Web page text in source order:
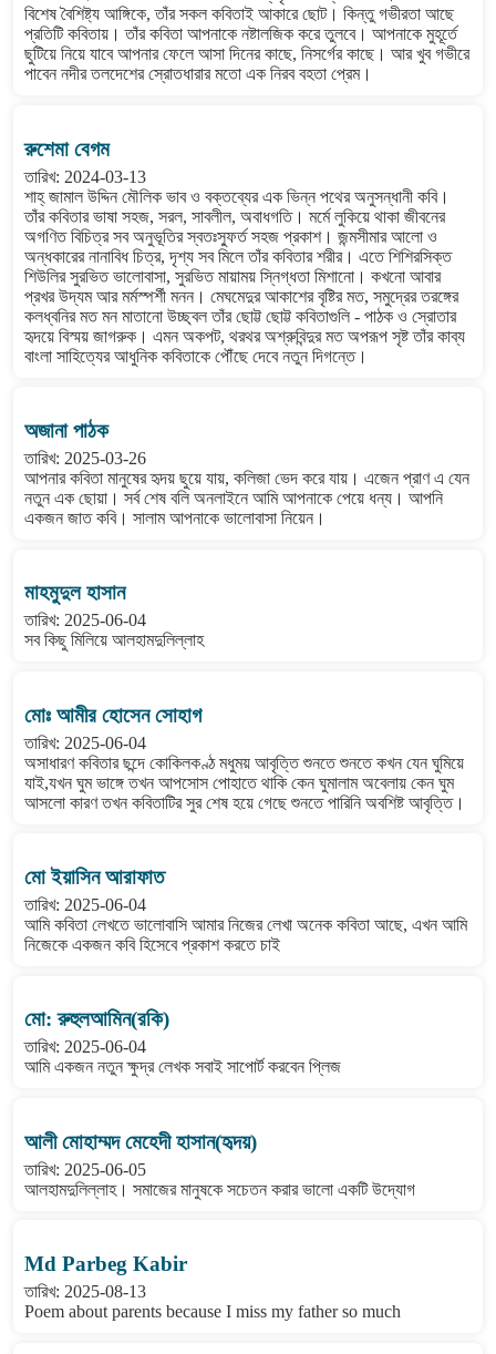
বিশেষ বৈশিষ্ট্য আঙ্গিকে, তাঁর সকল কবিতাই আকারে ছোট। কিন্তু গভীরতা আছে
প্রতিটি কবিতায়। তাঁর কবিতা আপনাকে নষ্টালজিক করে তুলবে। আপনাকে মুহূর্তে
ছুটিয়ে নিয়ে যাবে আপনার ফেলে আসা দিনের কাছে, নিসর্গের কাছে। আর খুব গভীরে
পাবেন নদীর তলদেশের স্রোতধারার মতো এক নিরব বহতা প্রেম।
রুশেমা বেগম
তারিখ: 2024-03-13
শাহ্ জামাল উদ্দিন মৌলিক ভাব ও বক্তব্যের এক ভিন্ন পথের অনুসন্ধানী কবি।
তাঁর কবিতার ভাষা সহজ, সরল, সাবলীল, অবাধগতি। মর্মে লুকিয়ে থাকা জীবনের
অগণিত বিচিত্র সব অনুভূতির স্বতঃস্ফুর্ত সহজ প্রকাশ। জন্মসীমার আলো ও
অন্ধকারের নানাবিধ চিত্র, দৃশ্য সব মিলে তাঁর কবিতার শরীর। এতে শিশিরসিক্ত
শিউলির সুরভিত ভালোবাসা, সুরভিত মায়াময় স্নিগ্ধতা মিশানো। কখনো আবার
প্রখর উদ্যম আর মর্মস্পর্শী মনন। মেঘমেদুর আকাশের বৃষ্টির মত, সমুদ্রের তরঙ্গের
কলধ্বনির মত মন মাতানো উচ্ছ্বল তাঁর ছোট্ট ছোট্ট কবিতাগুলি - পাঠক ও স্রোতার
হৃদয়ে বিস্ময় জাগরুক। এমন অকপট, থরথর অশ্রুবিন্দুর মত অপরূপ সৃষ্ট তাঁর কাব্য
বাংলা সাহিত্যের আধুনিক কবিতাকে পৌঁছে দেবে নতুন দিগন্তে।
অজানা পাঠক
তারিখ: 2025-03-26
আপনার কবিতা মানুষের হৃদয় ছুয়ে যায়, কলিজা ভেদ করে যায়। এজেন প্রাণ এ যেন
নতুন এক ছোয়া। সর্ব শেষ বলি অনলাইনে আমি আপনাকে পেয়ে ধন্য। আপনি
একজন জাত কবি। সালাম আপনাকে ভালোবাসা নিয়েন।
মাহমুদুল হাসান
তারিখ: 2025-06-04
সব কিছু মিলিয়ে আলহামদুলিল্লাহ
মোঃ আমীর হোসেন সোহাগ
তারিখ: 2025-06-04
অসাধারণ কবিতার ছন্দে কোকিলকণ্ঠ মধুময় আবৃত্তি শুনতে শুনতে কখন যেন ঘুমিয়ে
যাই,যখন ঘুম ভাঙ্গে তখন আপসোস পোহাতে থাকি কেন ঘুমালাম অবেলায় কেন ঘুম
আসলো কারণ তখন কবিতাটির সুর শেষ হয়ে গেছে শুনতে পারিনি অবশিষ্ট আবৃত্তি।
মো ইয়াসিন আরাফাত
তারিখ: 2025-06-04
আমি কবিতা লেখতে ভালোবাসি আমার নিজের লেখা অনেক কবিতা আছে, এখন আমি
নিজেকে একজন কবি হিসেবে প্রকাশ করতে চাই
মো: রুহুলআমিন(রকি)
তারিখ: 2025-06-04
আমি একজন নতুন ক্ষুদ্র লেখক সবাই সাপোর্ট করবেন প্লিজ
আলী মোহাম্মদ মেহেদী হাসান(হৃদয়)
তারিখ: 2025-06-05
আলহামদুলিল্লাহ। সমাজের মানুষকে সচেতন করার ভালো একটি উদ্যোগ
Md Parbeg Kabir
তারিখ: 2025-08-13
Poem about parents because I miss my father so much